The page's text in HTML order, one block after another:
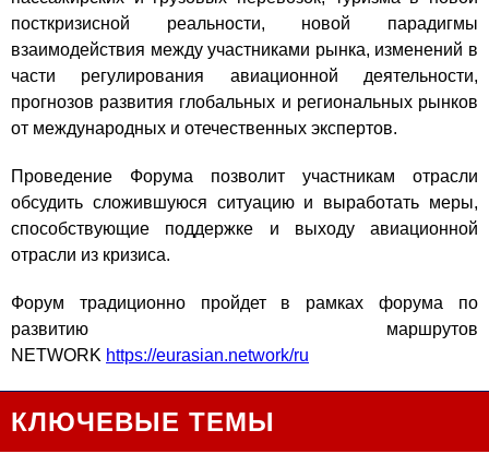
посткризисной реальности, новой парадигмы
взаимодействия между участниками рынка, изменений в
части регулирования авиационной деятельности,
прогнозов развития глобальных и региональных рынков
от международных и отечественных экспертов.
Проведение Форума позволит участникам отрасли
обсудить сложившуюся ситуацию и выработать меры,
способствующие поддержке и выходу авиационной
отрасли из кризиса.
Форум традиционно пройдет в рамках форума по
развитию маршрутов
NETWORK https://eurasian.network/ru
КЛЮЧЕВЫЕ ТЕМЫ